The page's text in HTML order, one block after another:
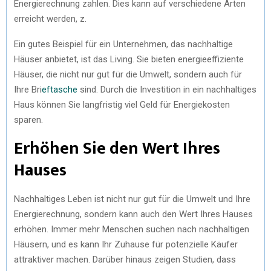
Energierechnung zahlen. Dies kann auf verschiedene Arten
erreicht werden, z.
Ein gutes Beispiel für ein Unternehmen, das nachhaltige
Häuser anbietet, ist das Living. Sie bieten energieeffiziente
Häuser, die nicht nur gut für die Umwelt, sondern auch für
Ihre Brieftasche sind. Durch die Investition in ein nachhaltiges
Haus können Sie langfristig viel Geld für Energiekosten
sparen.
Erhöhen Sie den Wert Ihres
Hauses
Nachhaltiges Leben ist nicht nur gut für die Umwelt und Ihre
Energierechnung, sondern kann auch den Wert Ihres Hauses
erhöhen. Immer mehr Menschen suchen nach nachhaltigen
Häusern, und es kann Ihr Zuhause für potenzielle Käufer
attraktiver machen. Darüber hinaus zeigen Studien, dass